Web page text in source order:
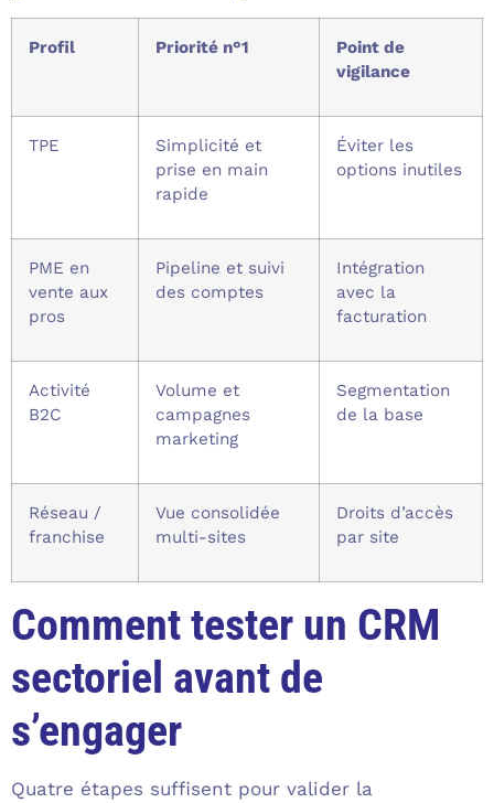
Profil Priorité n°1
Point de
vigilance
TPE
Simplicité et
prise en main
rapide
Éviter les
options inutiles
PME en
vente aux
pros
Pipeline et suivi
des comptes
Intégration
avec la
facturation
Activité
B2C
Volume et
campagnes
marketing
Segmentation
de la base
Réseau /
franchise
Vue consolidée
multi-sites
Droits d’accès
par site
Comment tester un CRM
sectoriel avant de
s’engager
Quatre étapes suffisent pour valider la